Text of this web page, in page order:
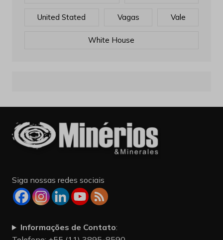
United Stated Vagas Vale
White House
Siga nossas redes sociais
Informações de Contato: